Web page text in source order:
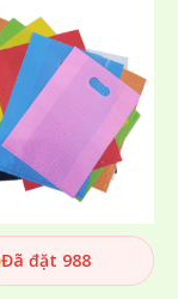
Đã đặt 988